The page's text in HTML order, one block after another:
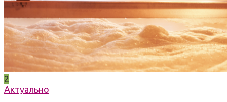
2
Актуально